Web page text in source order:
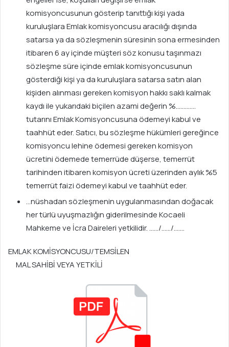
komisyoncusunun gösterip tanıttığı kişi yada
kuruluşlara Emlak komisyoncusu aracılığı dışında
satarsa ya da sözleşmenin süresinin sona ermesinden
itibaren 6 ay içinde müşteri söz konusu taşınmazı
sözleşme süre içinde emlak komisyoncusunun
gösterdiği kişi ya da kuruluşlara satarsa satın alan
kişiden alınması gereken komisyon hakkı saklı kalmak
kaydı ile yukarıdaki biçilen azami değerin %………….
tutarını Emlak Komisyoncusuna ödemeyi kabul ve
taahhüt eder. Satıcı, bu sözleşme hükümleri gereğince
komisyoncu lehine ödemesi gereken komisyon
ücretini ödemede temerrüde düşerse, temerrüt
tarihinden itibaren komisyon ücreti üzerinden aylık %5
temerrüt faizi ödemeyi kabul ve taahhüt eder.
…nüshadan sözleşmenin uygulanmasından doğacak
her türlü uyuşmazlığın giderilmesinde Kocaeli
Mahkeme ve İcra Daireleri yetkilidir. ……/……/…….
EMLAK KOMİSYONCUSU/TEMSİLEN
MAL SAHİBİ VEYA YETKİLİ